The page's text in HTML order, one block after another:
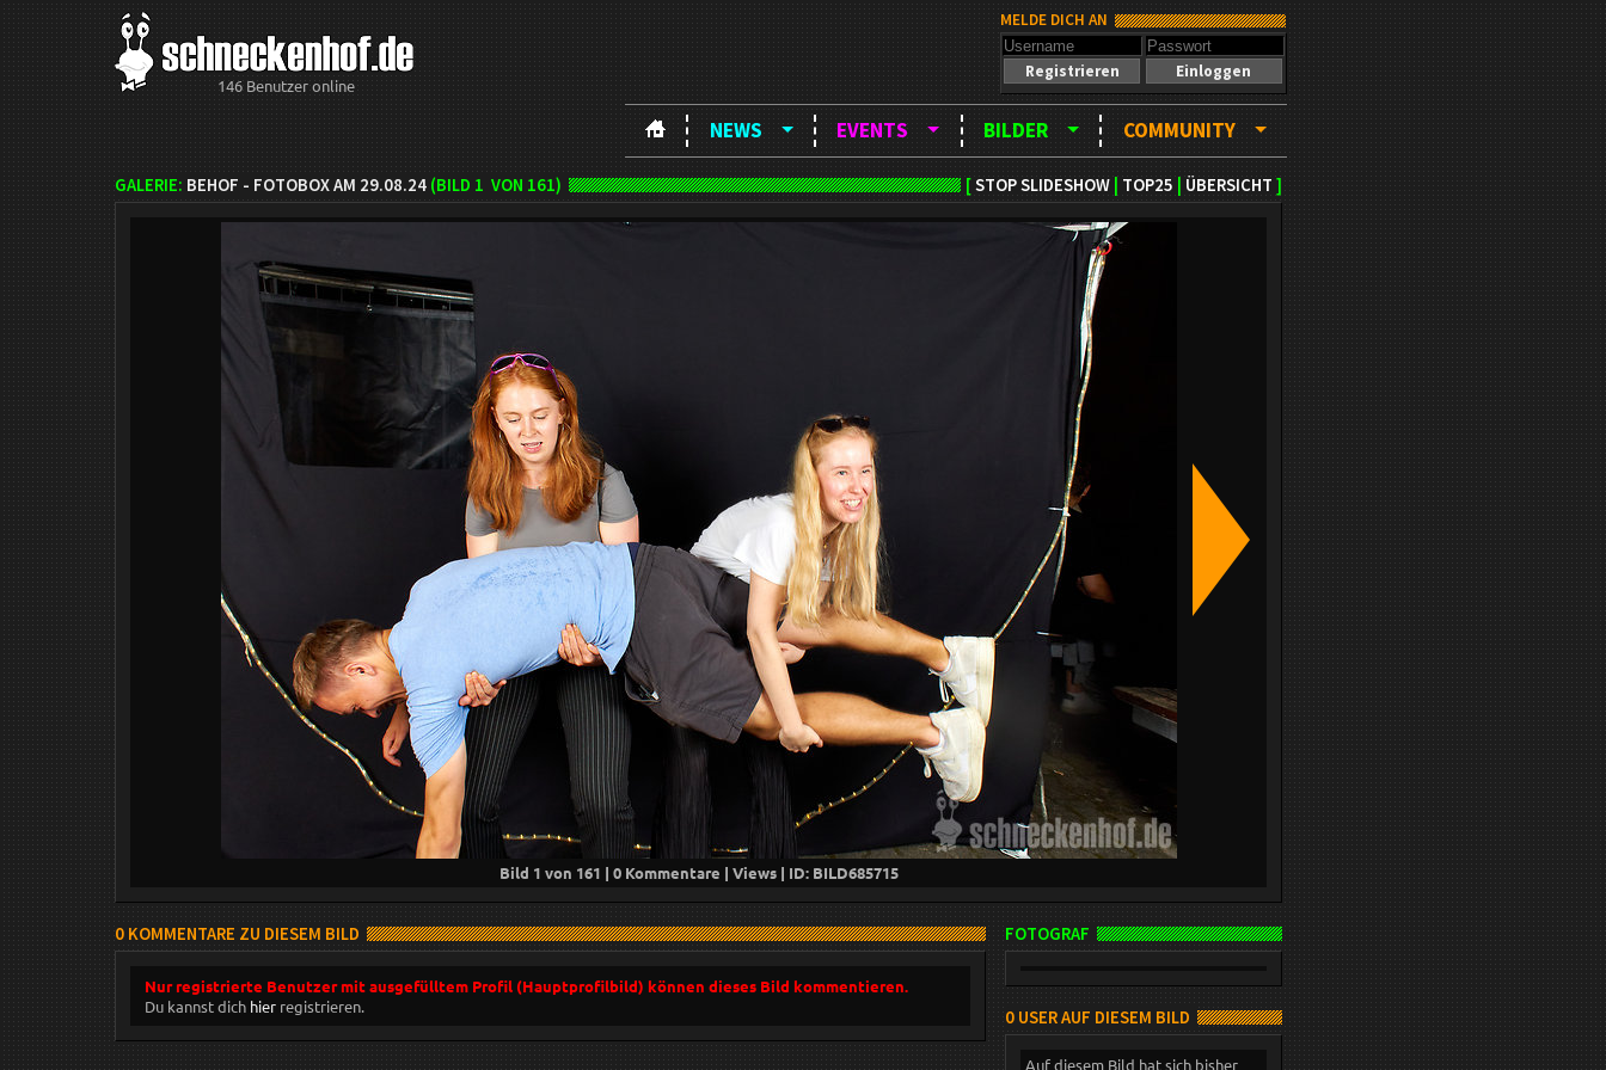
146 Benutzer online
MELDE DICH AN
Registrieren Einloggen
NEWS EVENTS BILDER COMMUNITY
GALERIE: BEHOF - FOTOBOX AM 29.08.24 (BILD 1 VON 161) [STOP SLIDESHOW TOP25 ÜBERSICHT ]
Bild 1 von 161 | 0Kommentare | Views | ID: BILD685715
0 KOMMENTARE ZU DIESEM BILD
Nur registrierte Benutzer mit ausgefülltem Profil (Hauptprofilbild) können dieses Bild kommentieren.
Du kannst dich hier registrieren.
FOTOGRAF
0 USER AUF DIESEM BILD
Auf diesem Bild hat sich bisher